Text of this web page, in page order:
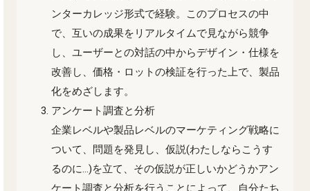
ンターカレッジ形式で経験。このプロセスの中
で、互いの成果をリアルタイムで見ながら競争
し、ユーザーとの対話の中からデザイン・仕様を
改善し、価格・ロットの検証を行った上で、製品
化をめざします。
アンケート調査と分析
企業レベルや製品レベルのマーケティング戦略に
ついて、問題を発見し、仮説(わたしならこうす
るのに…)を立て、その仮説が正しいかどうかアン